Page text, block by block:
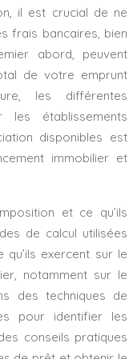
il est crucial de ne
frais bancaires, bien
abord, peuvent
de votre emprunt
les différentes
établissements
disponibles est
immobilier et
et ce qu’ils
de calcul utilisées
qu’ils exercent sur le
notamment sur le
des techniques de
pour identifier les
conseils pratiques